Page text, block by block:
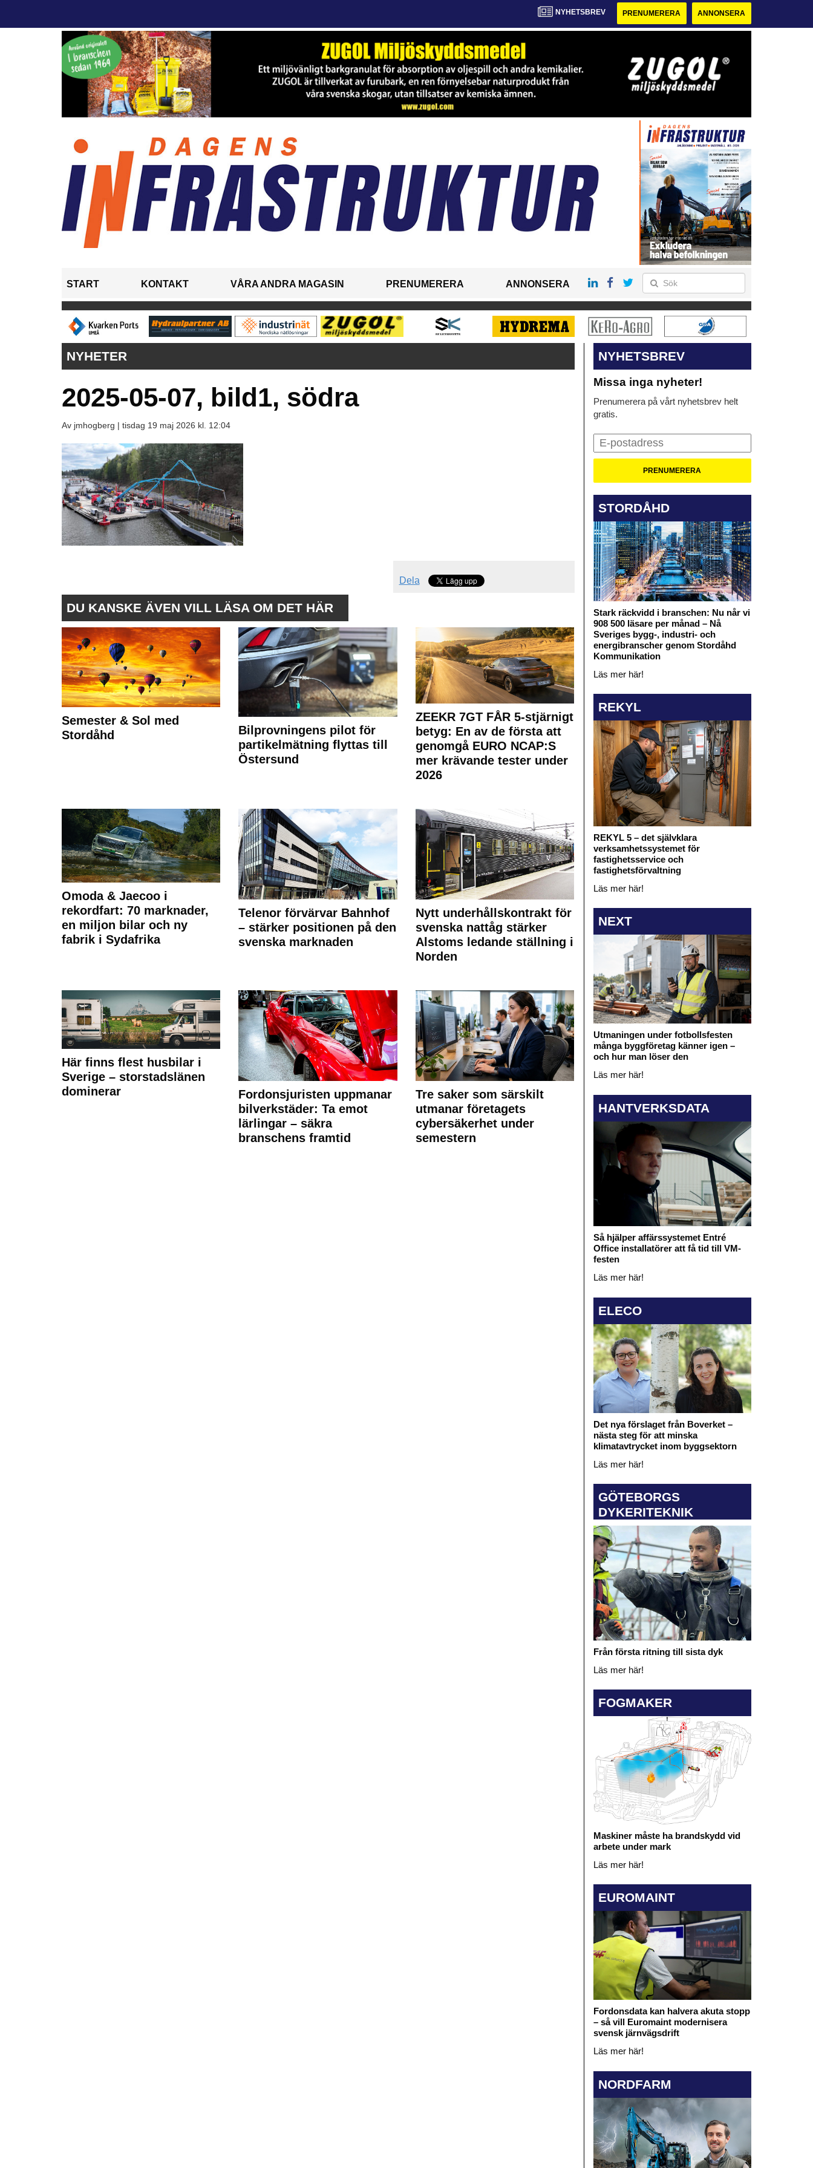
NYHETSBREV PRENUMERERA ANNONSERA
START KONTAKT VÅRA ANDRA MAGASIN PRENUMERERA ANNONSERA
NYHETER
2025-05-07, bild1, södra
Av jmhogberg | tisdag 19 maj 2026 kl. 12:04
Dela
DU KANSKE ÄVEN VILL LÄSA OM DET HÄR
Semester & Sol med
Stordåhd
Bilprovningens pilot för
partikelmätning flyttas till
Östersund
ZEEKR 7GT FÅR 5-stjärnigt
betyg: En av de första att
genomgå EURO NCAP:S
mer krävande tester under
2026
Omoda & Jaecoo i
rekordfart: 70 marknader,
en miljon bilar och ny
fabrik i Sydafrika
Telenor förvärvar Bahnhof
– stärker positionen på den
svenska marknaden
Nytt underhållskontrakt för
svenska nattåg stärker
Alstoms ledande ställning i
Norden
Här finns flest husbilar i
Sverige – storstadslänen
dominerar
Fordonsjuristen uppmanar
bilverkstäder: Ta emot
lärlingar – säkra
branschens framtid
Tre saker som särskilt
utmanar företagets
cybersäkerhet under
semestern
NYHETSBREV
Missa inga nyheter!
Prenumerera på vårt nyhetsbrev helt
gratis.
STORDÅHD
Stark räckvidd i branschen: Nu når vi
908 500 läsare per månad – Nå
Sveriges bygg-, industri- och
energibranscher genom Stordåhd
Kommunikation
Läs mer här!
REKYL
REKYL 5 – det självklara
verksamhetssystemet för
fastighetsservice och
fastighetsförvaltning
Läs mer här!
NEXT
Utmaningen under fotbollsfesten
många byggföretag känner igen –
och hur man löser den
Läs mer här!
HANTVERKSDATA
Så hjälper affärssystemet Entré
Office installatörer att få tid till VM-
festen
Läs mer här!
ELECO
Det nya förslaget från Boverket –
nästa steg för att minska
klimatavtrycket inom byggsektorn
Läs mer här!
GÖTEBORGS
DYKERITEKNIK
Från första ritning till sista dyk
Läs mer här!
FOGMAKER
Maskiner måste ha brandskydd vid
arbete under mark
Läs mer här!
EUROMAINT
Fordonsdata kan halvera akuta stopp
– så vill Euromaint modernisera
svensk järnvägsdrift
Läs mer här!
NORDFARM